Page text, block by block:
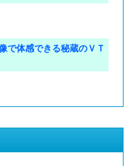
で体感できる秘蔵のＶＴ